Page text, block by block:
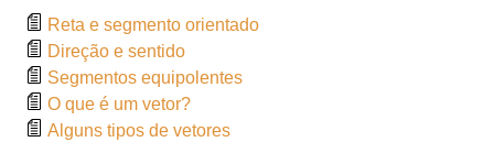
Reta e segmento orientado
Direção e sentido
Segmentos equipolentes
O que é um vetor?
Alguns tipos de vetores